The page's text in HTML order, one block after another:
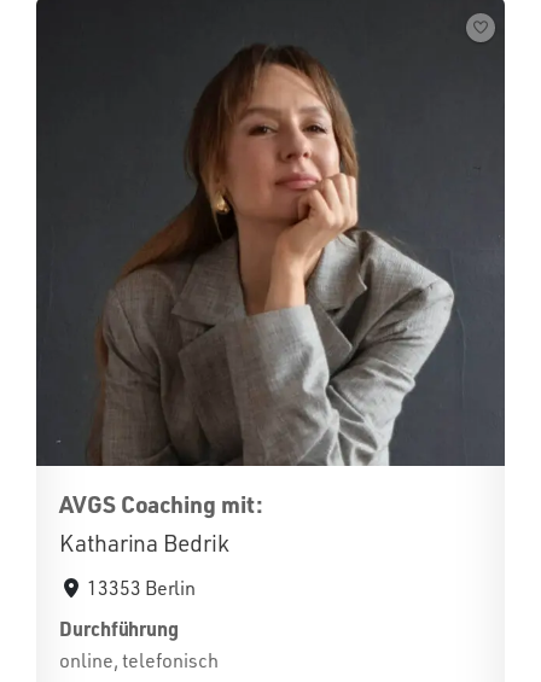
AVGS Coaching mit:
Katharina Bedrik
13353 Berlin
Durchführung
online, telefonisch